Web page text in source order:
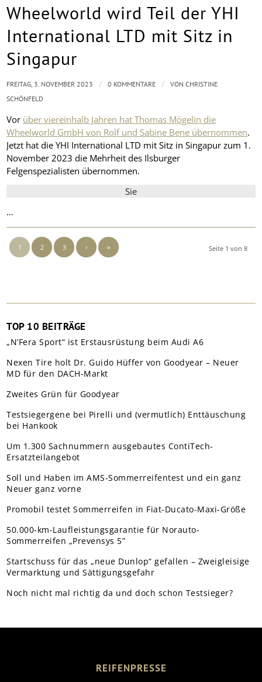
Wheelworld wird Teil der YHI
International LTD mit Sitz in
Singapur
Vor über viereinhalb Jahren hat Thomas Mögelin die
Wheelworld GmbH von Rolf und Sabine Bene übernommen.
Jetzt hat die YHI International LTD mit Sitz in Singapur zum 1.
November 2023 die Mehrheit des Ilsburger
Felgenspezialisten übernommen.
Sie
…
FREITAG, 3. NOVEMBER 2023 / 0 KOMMENTARE / VONCHRISTINE
SCHÖNFELD
Seite 1 von 8
1 2 3 › »
TOP 10 BEITRÄGE
„N’Fera Sport“ ist Erstausrüstung beim Audi A6
Nexen Tire holt Dr. Guido Hüffer von Goodyear – Neuer
MD für den DACH-Markt
Zweites Grün für Goodyear
Testsiegergene bei Pirelli und (vermutlich) Enttäuschung
bei Hankook
Um 1.300 Sachnummern ausgebautes ContiTech-
Ersatzteilangebot
Soll und Haben im AMS-Sommerreifentest und ein ganz
Neuer ganz vorne
Promobil testet Sommerreifen in Fiat-Ducato-Maxi-Größe
50.000-km-Laufleistungsgarantie für Norauto-
Sommerreifen „Prevensys 5”
Startschuss für das „neue Dunlop“ gefallen – Zweigleisige
Vermarktung und Sättigungsgefahr
Noch nicht mal richtig da und doch schon Testsieger?
REIFENPRESSE